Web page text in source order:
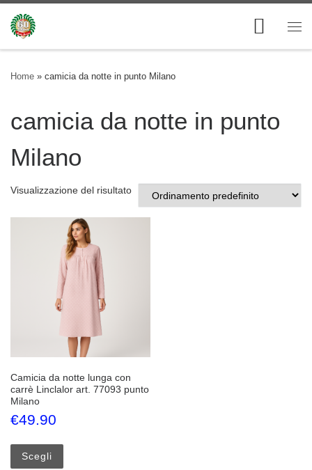
Skip to content
Home » camicia da notte in punto Milano
camicia da notte in punto
Milano
Visualizzazione del risultato
Camicia da notte lunga con
carrè Linclalor art. 77093 punto
Milano
€49.90
Scegli